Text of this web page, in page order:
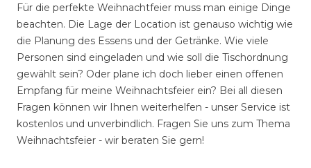
Für die perfekte Weihnachtfeier muss man einige Dinge
beachten. Die Lage der Location ist genauso wichtig wie
die Planung des Essens und der Getränke. Wie viele
Personen sind eingeladen und wie soll die Tischordnung
gewählt sein? Oder plane ich doch lieber einen offenen
Empfang für meine Weihnachtsfeier ein? Bei all diesen
Fragen können wir Ihnen weiterhelfen - unser Service ist
kostenlos und unverbindlich. Fragen Sie uns zum Thema
Weihnachtsfeier - wir beraten Sie gern!